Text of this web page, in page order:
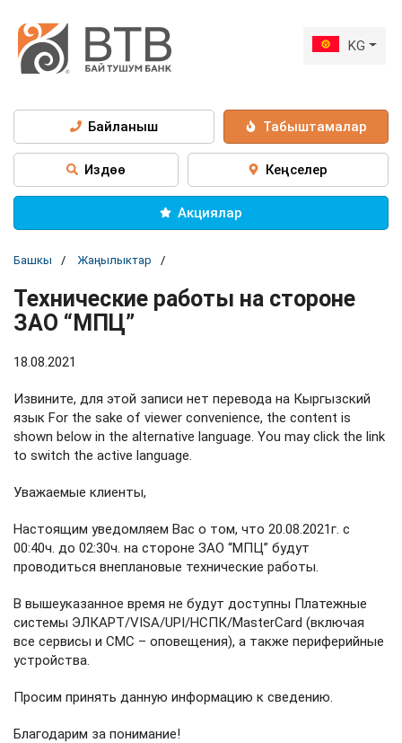
KG
Байланыш Табыштамалар
Издөө Кеңселер
Акциялар
Башкы Жаңылыктар
Технические работы на стороне
ЗАО “МПЦ”
18.08.2021
Извините, для этой записи нет перевода на Кыргызский
язык For the sake of viewer convenience, the content is
shown below in the alternative language. You may click the link
to switch the active language.
Уважаемые клиенты,
Настоящим уведомляем Вас о том, что 20.08.2021г. с
00:40ч. до 02:30ч. на стороне ЗАО “МПЦ” будут
проводиться внеплановые технические работы.
В вышеуказанное время не будут доступны Платежные
системы ЭЛКАРТ/VISA/UPI/НСПК/MasterCard (включая
все сервисы и СМС – оповещения), а также периферийные
устройства.
Просим принять данную информацию к сведению.
Благодарим за понимание!